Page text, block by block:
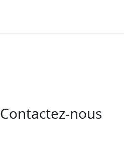
Contactez-nous